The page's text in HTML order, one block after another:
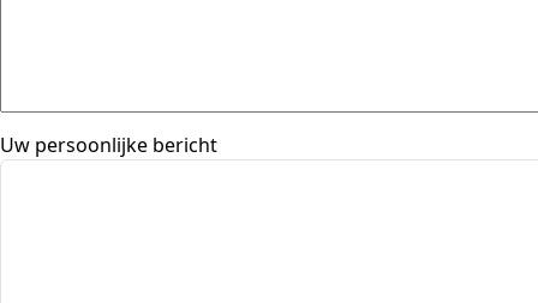
Uw persoonlijke bericht